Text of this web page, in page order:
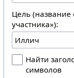
Цель (название
участника»):
Найти
символов